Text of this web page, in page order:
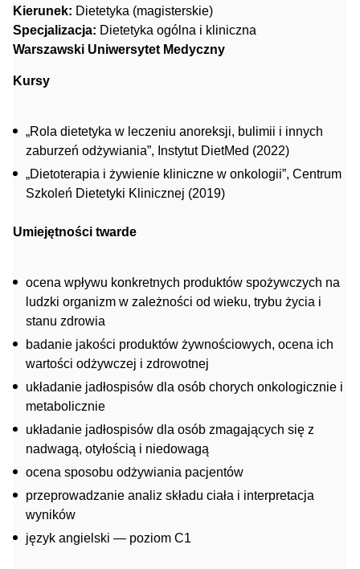
Kierunek: Dietetyka (magisterskie)
Specjalizacja: Dietetyka ogólna i kliniczna
Warszawski Uniwersytet Medyczny
Kursy
„Rola dietetyka w leczeniu anoreksji, bulimii i innych
zaburzeń odżywiania”, Instytut DietMed (2022)
„Dietoterapia i żywienie kliniczne w onkologii”, Centrum
Szkoleń Dietetyki Klinicznej (2019)
Umiejętności twarde
ocena wpływu konkretnych produktów spożywczych na
ludzki organizm w zależności od wieku, trybu życia i
stanu zdrowia
badanie jakości produktów żywnościowych, ocena ich
wartości odżywczej i zdrowotnej
układanie jadłospisów dla osób chorych onkologicznie i
metabolicznie
układanie jadłospisów dla osób zmagających się z
nadwagą, otyłością i niedowagą
ocena sposobu odżywiania pacjentów
przeprowadzanie analiz składu ciała i interpretacja
wyników
język angielski — poziom C1